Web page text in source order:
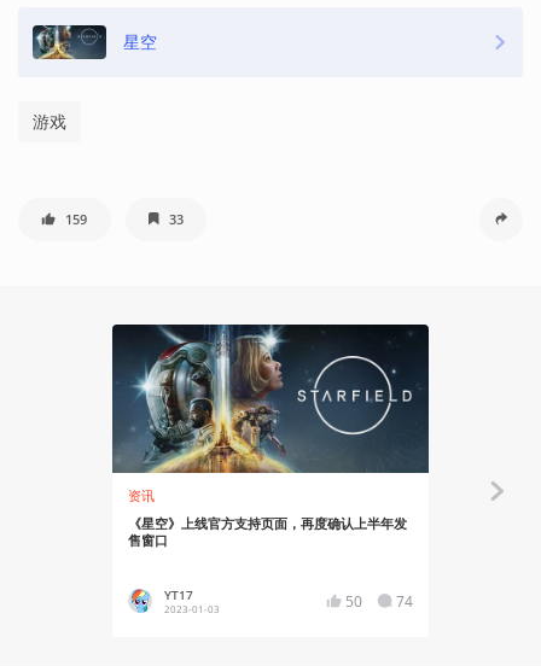
星空
游戏
159 33
资讯
《星空》上线官方支持页面，再度确认上半年发
售窗口
YT17
2023-01-03 50 74